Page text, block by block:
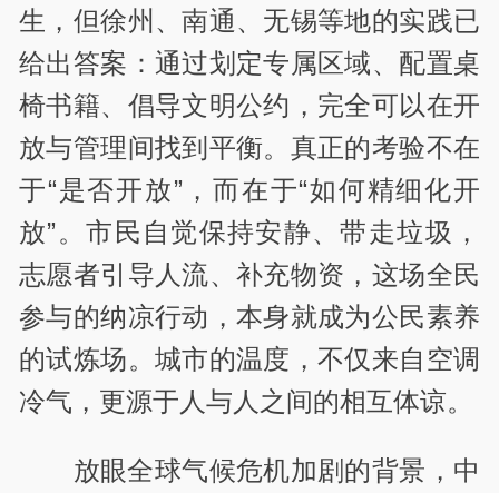
生，但徐州、南通、无锡等地的实践已
给出答案：通过划定专属区域、配置桌
椅书籍、倡导文明公约，完全可以在开
放与管理间找到平衡。真正的考验不在
于“是否开放”，而在于“如何精细化开
放”。市民自觉保持安静、带走垃圾，
志愿者引导人流、补充物资，这场全民
参与的纳凉行动，本身就成为公民素养
的试炼场。城市的温度，不仅来自空调
冷气，更源于人与人之间的相互体谅。
放眼全球气候危机加剧的背景，中